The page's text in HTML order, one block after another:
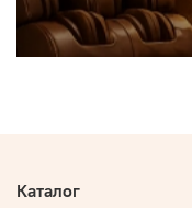
Каталог